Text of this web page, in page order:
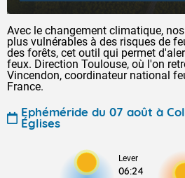
Avec le changement climatique,
plus vulnérables à des risques de
des forêts, cet outil qui permet
feux. Direction Toulouse, où l'on
Vincendon, coordinateur national
France.
Ephéméride du 07 août à
Églises
Lever
06:24